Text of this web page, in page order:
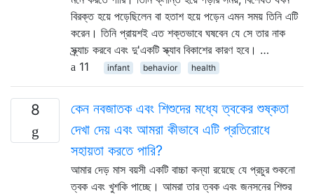
বিরক্ত হয়ে পড়েছিলেন বা হতাশ হয়ে পড়েন এমন সময় তিনি এটি
করেন। তিনি প্রায়শই এত শক্তভাবে ঘষবেন যে সে তার নাক
স্ক্র্যাচ করবে এবং দু'একটি স্ক্যাব বিকাশের কারণ হবে। …
11
infant behavior health
8
কেন নবজাতক এবং শিশুদের মধ্যে ত্বকের শুষ্কতা
দেখা দেয় এবং আমরা কীভাবে এটি প্রতিরোধে
সহায়তা করতে পারি?
আমার দেড় মাস বয়সী একটি বাচ্চা কন্যা রয়েছে যে প্রচুর শুকনো
ত্বক এবং খুশকি পাচ্ছে। আমরা তার ত্বক এবং জনসনের শিশুর